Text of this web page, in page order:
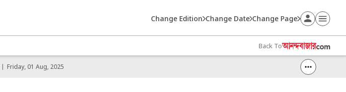
Change Edition Change Date Change Page
Back To
Friday, 01 Aug, 2025